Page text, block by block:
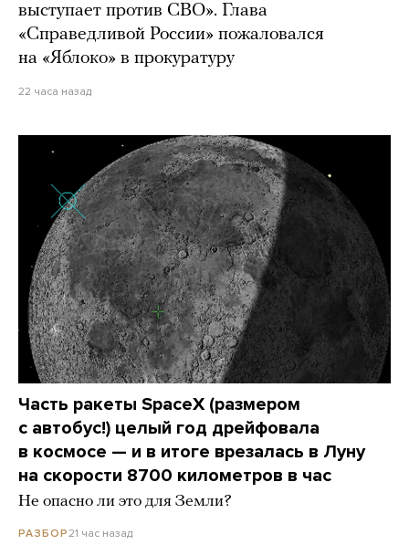
выступает против СВО». Глава
«Справедливой России» пожаловался
на «Яблоко» в прокуратуру
22 часа назад
Часть ракеты SpaceX (размером
с автобус!) целый год дрейфовала
в космосе — и в итоге врезалась в Луну
на скорости 8700 километров в час
Не опасно ли это для Земли?
РАЗБОР21 час назад